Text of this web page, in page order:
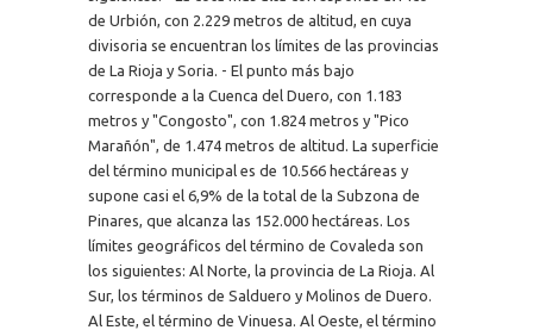
de Urbión, con 2.229 metros de altitud, en cuya
divisoria se encuentran los límites de las provincias
de La Rioja y Soria. - El punto más bajo
corresponde a la Cuenca del Duero, con 1.183
metros y "Congosto", con 1.824 metros y "Pico
Marañón", de 1.474 metros de altitud. La superficie
del término municipal es de 10.566 hectáreas y
supone casi el 6,9% de la total de la Subzona de
Pinares, que alcanza las 152.000 hectáreas. Los
límites geográficos del término de Covaleda son
los siguientes: Al Norte, la provincia de La Rioja. Al
Sur, los términos de Salduero y Molinos de Duero.
Al Este, el término de Vinuesa. Al Oeste, el término